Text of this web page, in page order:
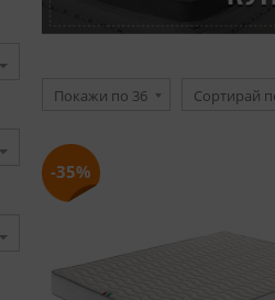
Покажи по 36 Сортирай
-35%